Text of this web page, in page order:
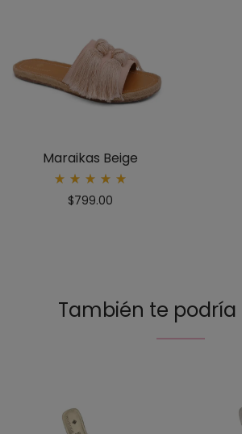
Maraikas Beige
5.00
$799.00
También te